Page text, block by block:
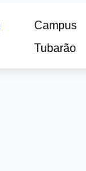
Campus
Tubarão